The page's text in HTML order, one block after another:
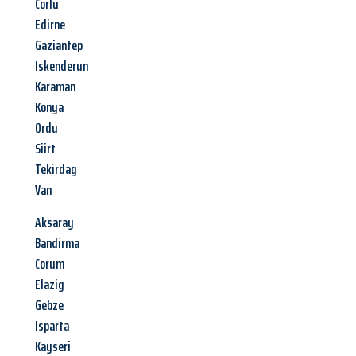
Edirne
Gaziantep
Iskenderun
Karaman
Konya
Ordu
Siirt
Tekirdag
Van
Aksaray
Bandirma
Corum
Elazig
Gebze
Isparta
Kayseri